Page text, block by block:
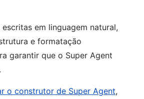
em linguagem natural,
e formatação
garantir que o Super Agent
o construtor de Super Agent,